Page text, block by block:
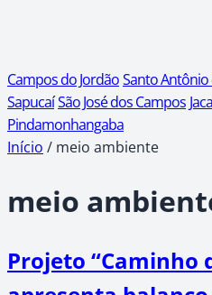
Campos do JordãoSanto Antônio
SapucaíSão José dos Campos
Pindamonhangaba
Início / meio ambiente
meio
Projeto “Caminho